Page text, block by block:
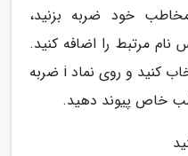
خود ضربه بزنید،
مرتبط را اضافه کنید.
از بین تعدادی رابطه مختلف انتخاب کنید و روی نماد i ضربه
خاص پیوند دهید.